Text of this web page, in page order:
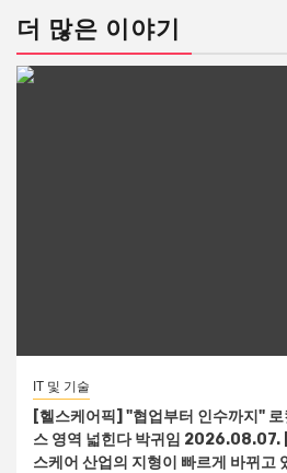
더 많은 이야기
IT 및 기술
[헬스케어픽] "협업부터 인수까지" 로
스 영역 넓힌다 박귀임 2026.08.07.
스케어 산업의 지형이 빠르게 바뀌고